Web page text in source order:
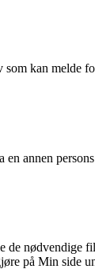
kan melde
annen
nødvendige
på Min side